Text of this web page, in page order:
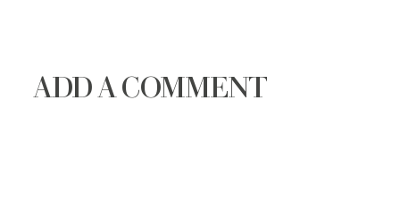
ADD A COMMENT